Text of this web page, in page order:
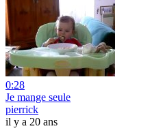
0:28
Je mange seule
pierrick
il y a 20 ans